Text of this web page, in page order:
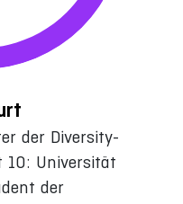
der Diversity-
10: Universität
der